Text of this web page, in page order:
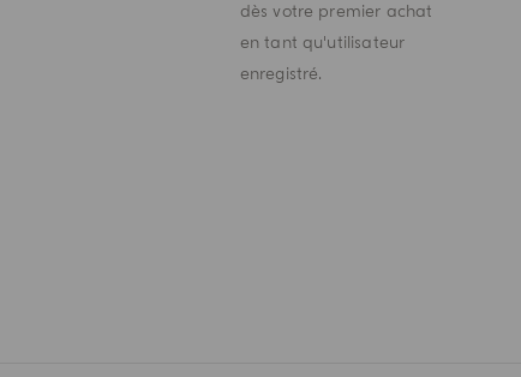
dès votre premier achat
en tant qu'utilisateur
enregistré.